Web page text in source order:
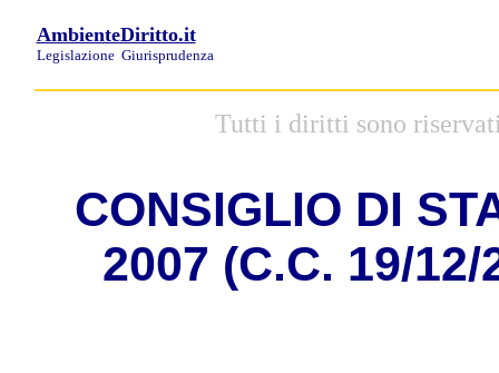
AmbienteDiritto.it
Legislazione Giurisprudenza
Tutti i diritti sono
CONSIGLIO DI
2007 (C.C. 19/